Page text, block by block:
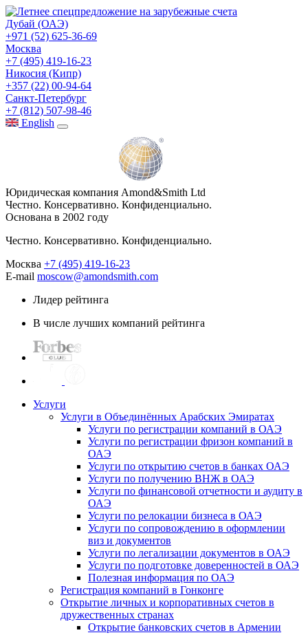
Дубай (ОАЭ)
+971 (52) 625-36-69
Москва
+7 (495) 419-16-23
Никосия (Кипр)
+357 (22) 00-94-64
Санкт-Петербург
+7 (812) 507-98-46
English
Юридическая компания Amond&Smith Ltd
Честно. Консервативно. Конфиденциально.
Основана в 2002 году
Честно. Консервативно. Конфиденциально.
Москва +7 (495) 419-16-23
E-mail moscow@amondsmith.com
Лидер рейтинга
В числе лучших компаний рейтинга
Услуги
Услуги в Объединённых Арабских Эмиратах
Услуги по регистрации компаний в ОАЭ
Услуги по регистрации фризон компаний в
ОАЭ
Услуги по открытию счетов в банках ОАЭ
Услуги по получению ВНЖ в ОАЭ
Услуги по финансовой отчетности и аудиту в
ОАЭ
Услуги по релокации бизнеса в ОАЭ
Услуги по сопровождению в оформлении
виз и документов
Услуги по легализации документов в ОАЭ
Услуги по подготовке доверенностей в ОАЭ
Полезная информация по ОАЭ
Регистрация компаний в Гонконге
Открытие личных и корпоративных счетов в
дружественных странах
Открытие банковских счетов в Армении